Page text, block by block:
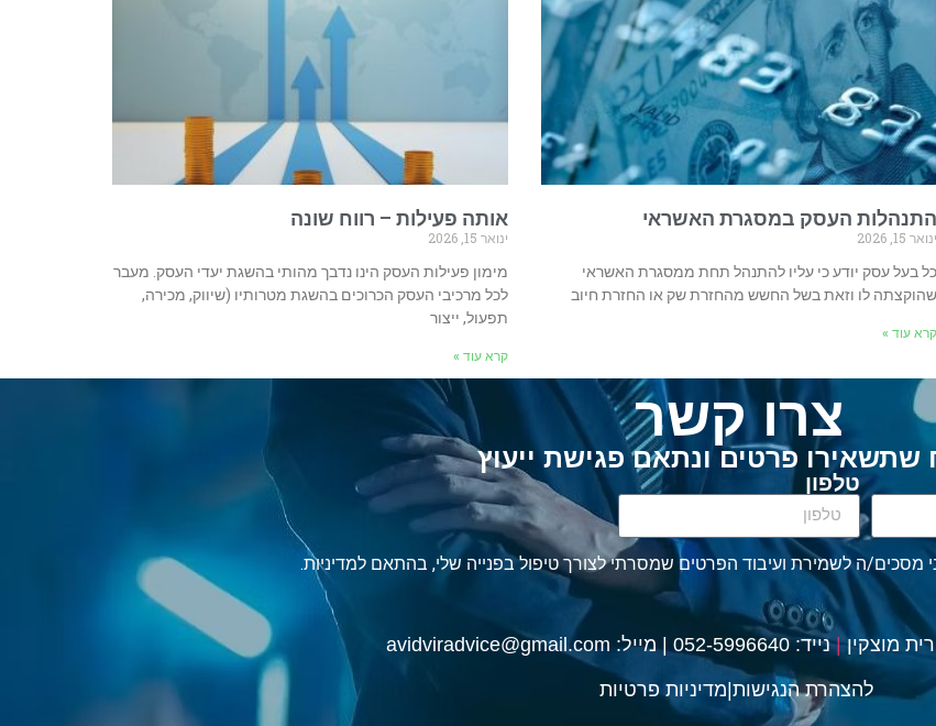
התנהלות העסק במסגרת האשראי
ינואר 15, 2026
כל בעל עסק יודע כי עליו להתנהל תחת ממסגרת האשראי
שהוקצתה לו וזאת בשל החשש מהחזרת שק או החזרת חיוב
קרא עוד »
אותה פעילות – רווח שונה
ינואר 15, 2026
מימון פעילות העסק הינו נדבך מהותי בהשגת יעדי העסק. מעבר
לכל מרכיבי העסק הכרוכים בהשגת מטרותיו (שיווק, מכירה,
תפעול, ייצור
קרא עוד »
צרו קשר
פרטים ונתאם פגישת ייעוץ
טלפון
מסכים/ה לשמירת ועיבוד הפרטים שמסרתי לצורך טיפול בפנייה שלי, בהתאם למדיניות.
|נייד: 052-5996640 | מייל: avidviradvice@gmail.com
להצהרת הנגישות מדיניות פרטיות